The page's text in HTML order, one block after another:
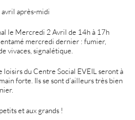
après-midi
le Mercredi 2 Avril de 14h à 17h
mercredi dernier : fumier,
vivaces, signalétique.
loisirs du Centre Social EVEIL seront à
forte. Ils se sont d’ailleurs très bien
et aux grands !